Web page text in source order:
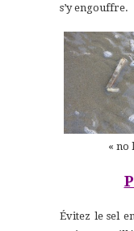
s’y engouffre.
« no
Évitez le sel